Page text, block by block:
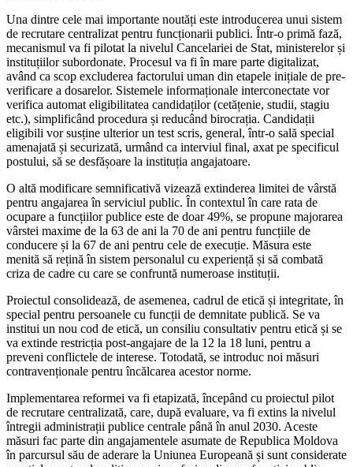
Una dintre cele mai importante noutăți este introducerea unui sistem
de recrutare centralizat pentru funcționarii publici. Într-o primă fază,
mecanismul va fi pilotat la nivelul Cancelariei de Stat, ministerelor și
instituțiilor subordonate. Procesul va fi în mare parte digitalizat,
având ca scop excluderea factorului uman din etapele inițiale de pre-
verificare a dosarelor. Sistemele informaționale interconectate vor
verifica automat eligibilitatea candidaților (cetățenie, studii, stagiu
etc.), simplificând procedura și reducând birocrația. Candidații
eligibili vor susține ulterior un test scris, general, într-o sală special
amenajată și securizată, urmând ca interviul final, axat pe specificul
postului, să se desfășoare la instituția angajatoare.
O altă modificare semnificativă vizează extinderea limitei de vârstă
pentru angajarea în serviciul public. În contextul în care rata de
ocupare a funcțiilor publice este de doar 49%, se propune majorarea
vârstei maxime de la 63 de ani la 70 de ani pentru funcțiile de
conducere și la 67 de ani pentru cele de execuție. Măsura este
menită să rețină în sistem personalul cu experiență și să combată
criza de cadre cu care se confruntă numeroase instituții.
Proiectul consolidează, de asemenea, cadrul de etică și integritate, în
special pentru persoanele cu funcții de demnitate publică. Se va
institui un nou cod de etică, un consiliu consultativ pentru etică și se
va extinde restricția post-angajare de la 12 la 18 luni, pentru a
preveni conflictele de interese. Totodată, se introduc noi măsuri
contravenționale pentru încălcarea acestor norme.
Implementarea reformei va fi etapizată, începând cu proiectul pilot
de recrutare centralizată, care, după evaluare, va fi extins la nivelul
întregii administrații publice centrale până în anul 2030. Aceste
măsuri fac parte din angajamentele asumate de Republica Moldova
în parcursul său de aderare la Uniunea Europeană și sunt considerate